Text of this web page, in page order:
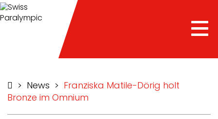
> News >
Franziska Matile-Dörig holt
Bronze im Omnium